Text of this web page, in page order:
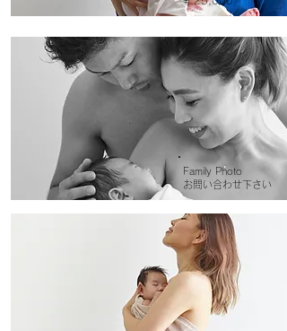
Family Photo
​お問い合わせ下さい